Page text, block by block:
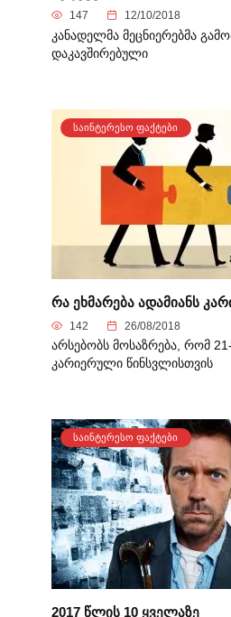
147 12/10/2018
კანადელმა მეცნიერებმა
დაკავშირებული
ᲡᲐᲘᲜᲢᲔᲠᲔᲡᲝ ᲤᲐᲥᲢᲔᲑᲘ
რა ეხმარება ადამიანს
142 26/08/2018
არსებობს მოსაზრება, რომ 21-
კარიერული წინსვლისთვის
ᲡᲐᲘᲜᲢᲔᲠᲔᲡᲝ ᲤᲐᲥᲢᲔᲑᲘ
2017 წლის 10 ყველაზე